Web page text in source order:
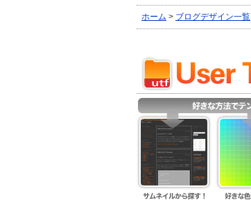
ホーム > ブログデザイン一覧